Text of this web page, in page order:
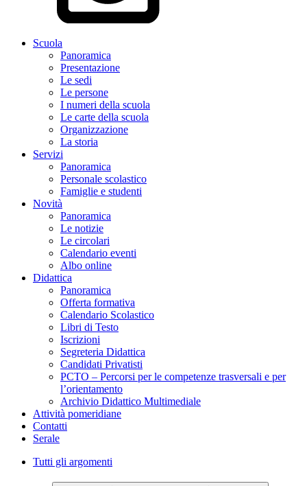
Scuola
Panoramica
Presentazione
Le sedi
Le persone
I numeri della scuola
Le carte della scuola
Organizzazione
La storia
Servizi
Panoramica
Personale scolastico
Famiglie e studenti
Novità
Panoramica
Le notizie
Le circolari
Calendario eventi
Albo online
Didattica
Panoramica
Offerta formativa
Calendario Scolastico
Libri di Testo
Iscrizioni
Segreteria Didattica
Candidati Privatisti
PCTO – Percorsi per le competenze trasversali e per
l’orientamento
Archivio Didattico Multimediale
Attività pomeridiane
Contatti
Serale
Tutti gli argomenti